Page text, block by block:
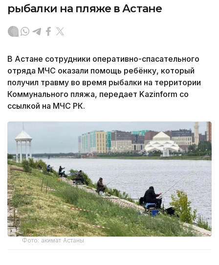
рыбалки на пляже в Астане
В Астане сотрудники оперативно-спасательного
отряда МЧС оказали помощь ребёнку, который
получил травму во время рыбалки на территории
Коммунального пляжа, передает Kazinform со
ссылкой на МЧС РК.
Фото: акимат Астаны